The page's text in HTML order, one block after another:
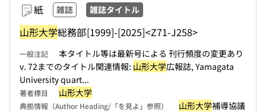
紙 雑誌 雑誌タイトル
山形大学総務部[1999]-[2025]<Z71-J258>
一般注記
本タイトル等は最新号による 刊行頻度の変更あり
v. 72までのタイトル関連情報: 山形大学広報誌, Yamagata
University quart...
著者標目 山形大学
典拠情報（Author Heading/「を見よ」参照） 山形大学補導協議